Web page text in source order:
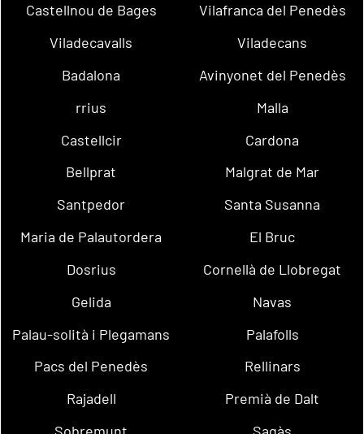
Castellnou de Bages
Vilafranca del Penedès
Viladecavalls
Viladecans
Badalona
Avinyonet del Penedès
rrius
Malla
Castellcir
Cardona
Bellprat
Malgrat de Mar
Santpedor
Santa Susanna
Maria de Palautordera
El Bruc
Dosrius
Cornellà de Llobregat
Gelida
Navas
Palau-solità i Plegamans
Palafolls
Pacs del Penedès
Rellinars
Rajadell
Premià de Dalt